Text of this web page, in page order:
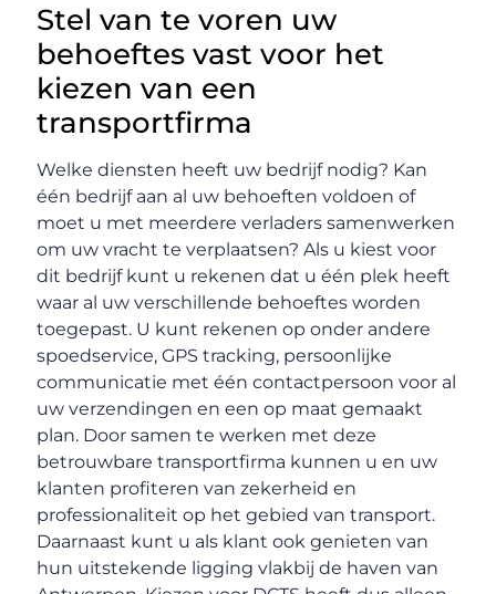
Stel van te voren uw
behoeftes vast voor het
kiezen van een
transportfirma
Welke diensten heeft uw bedrijf nodig? Kan
één bedrijf aan al uw behoeften voldoen of
moet u met meerdere verladers samenwerken
om uw vracht te verplaatsen? Als u kiest voor
dit bedrijf kunt u rekenen dat u één plek heeft
waar al uw verschillende behoeftes worden
toegepast. U kunt rekenen op onder andere
spoedservice, GPS tracking, persoonlijke
communicatie met één contactpersoon voor al
uw verzendingen en een op maat gemaakt
plan. Door samen te werken met deze
betrouwbare transportfirma kunnen u en uw
klanten profiteren van zekerheid en
professionaliteit op het gebied van transport.
Daarnaast kunt u als klant ook genieten van
hun uitstekende ligging vlakbij de haven van